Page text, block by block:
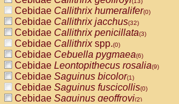
Cebidae Callithrix humeralifer(0)
Cebidae Callithrix jacchus(32)
Cebidae Callithrix penicillata(3)
Cebidae Callithrixspp.(0)
Cebidae Cebuella pygmaea(6)
Cebidae Leontopithecus rosalia(9)
Cebidae Saguinus bicolor(1)
Cebidae Saguinus fuscicollis(0)
Cebidae Saguinus geoffroyi(2)